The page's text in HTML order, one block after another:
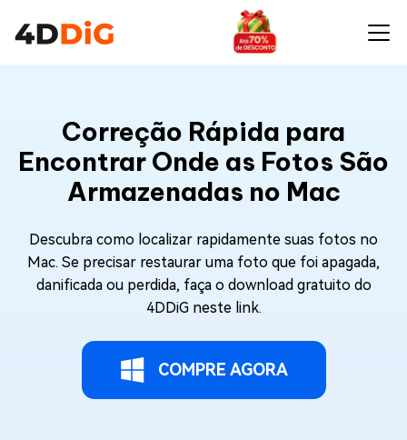
Correção Rápida para
Encontrar Onde as Fotos São
Armazenadas no Mac
Descubra como localizar rapidamente suas fotos no
Mac. Se precisar restaurar uma foto que foi apagada,
danificada ou perdida, faça o download gratuito do
4DDiG neste link.
COMPRE AGORA